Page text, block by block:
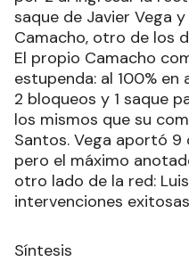
saque de Javier Vega
Camacho, otro de los
El propio Camacho
estupenda: al 100%
2 bloqueos y 1 saque
los mismos que su
Santos. Vega aportó 9
pero el máximo
otro lado de la red:
intervenciones
Síntesis